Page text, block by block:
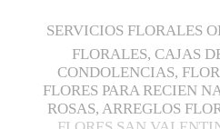
SERVICIOS FLORALES
FLORALES, CAJAS
CONDOLENCIAS,
FLORES PARA RECIEN
ROSAS, ARREGLOS